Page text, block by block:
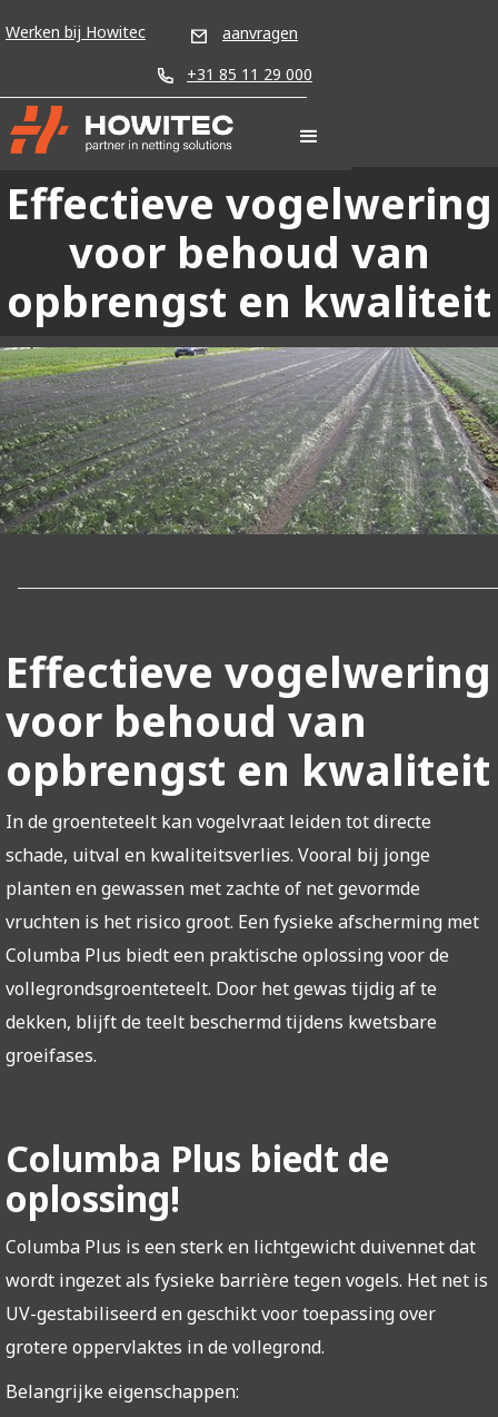
Werken bij Howitec
aanvragen
+31 85 11 29 000
Effectieve vogelwering
voor behoud van
opbrengst en kwaliteit
Effectieve vogelwering
voor behoud van
opbrengst en kwaliteit
In de groenteteelt kan vogelvraat leiden tot directe
schade, uitval en kwaliteitsverlies. Vooral bij jonge
planten en gewassen met zachte of net gevormde
vruchten is het risico groot. Een fysieke afscherming met
Columba Plus biedt een praktische oplossing voor de
vollegrondsgroenteteelt. Door het gewas tijdig af te
dekken, blijft de teelt beschermd tijdens kwetsbare
groeifases.
Columba Plus biedt de
oplossing!
Columba Plus is een sterk en lichtgewicht duivennet dat
wordt ingezet als fysieke barrière tegen vogels. Het net is
UV-gestabiliseerd en geschikt voor toepassing over
grotere oppervlaktes in de vollegrond.
Belangrijke eigenschappen: